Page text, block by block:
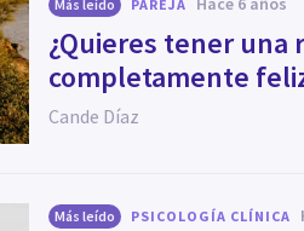
Más leído PAREJA
¿Quieres tener una
completamente
Cande Díaz
Más leído PSICOLOGÍA CLÍNICA